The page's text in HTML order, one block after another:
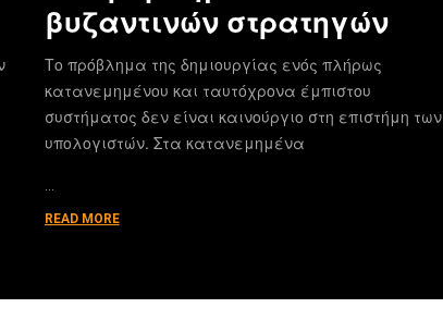
βυζαντινών στρατηγών
Το πρόβλημα της δημιουργίας ενός πλήρως
κατανεμημένου και ταυτόχρονα έμπιστου
συστήματος δεν είναι καινούργιο στη επιστήμη των
υπολογιστών. Στα κατανεμημένα
READ MORE